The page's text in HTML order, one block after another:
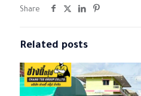
Share
Related posts